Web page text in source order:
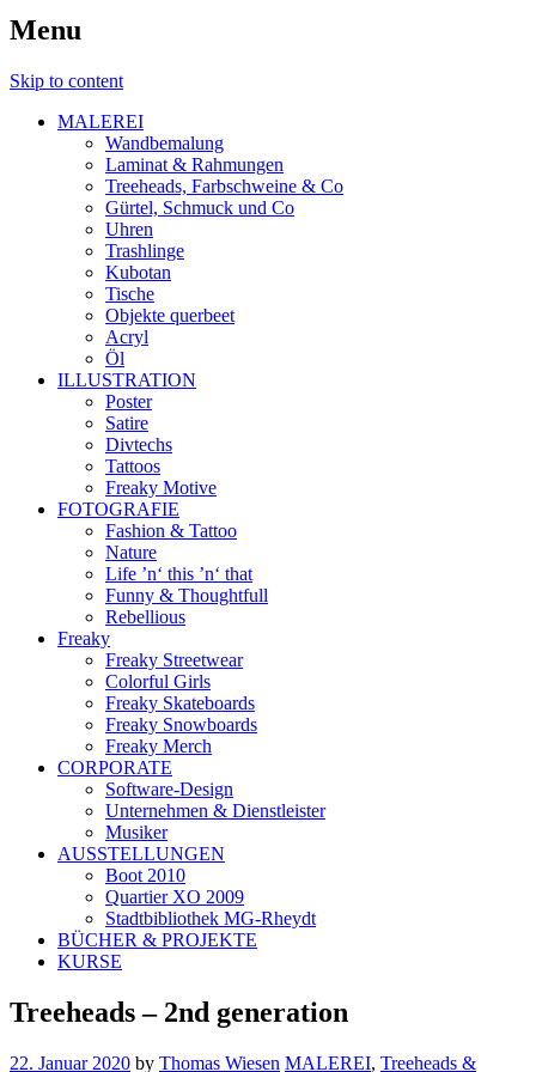
Menu
Skip to content
MALEREI
Wandbemalung
Laminat & Rahmungen
Treeheads, Farbschweine & Co
Gürtel, Schmuck und Co
Uhren
Trashlinge
Kubotan
Tische
Objekte querbeet
Acryl
Öl
ILLUSTRATION
Poster
Satire
Divtechs
Tattoos
Freaky Motive
FOTOGRAFIE
Fashion & Tattoo
Nature
Life ’n‘ this ’n‘ that
Funny & Thoughtfull
Rebellious
Freaky
Freaky Streetwear
Colorful Girls
Freaky Skateboards
Freaky Snowboards
Freaky Merch
CORPORATE
Software-Design
Unternehmen & Dienstleister
Musiker
AUSSTELLUNGEN
Boot 2010
Quartier XO 2009
Stadtbibliothek MG-Rheydt
BÜCHER & PROJEKTE
KURSE
Treeheads – 2nd generation
22. Januar 2020 by Thomas Wiesen MALEREI, Treeheads &